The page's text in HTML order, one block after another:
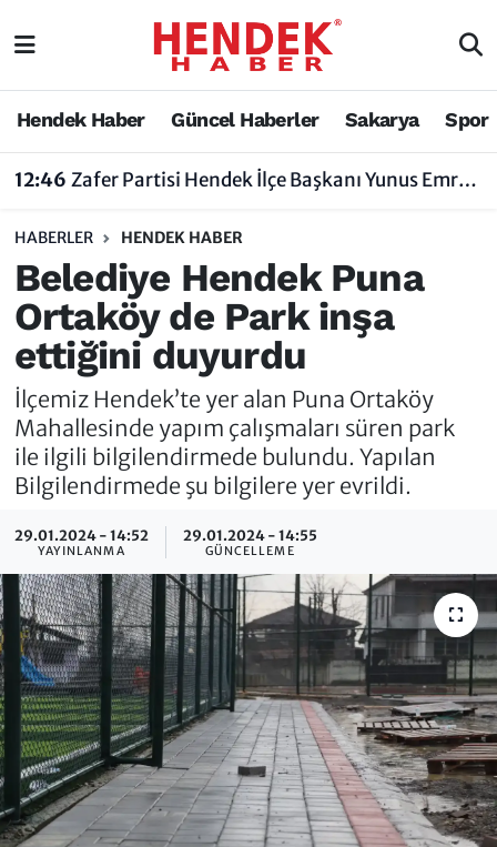
Hendek Haber Güncel Haberler Sakarya Spor
12:46 Zafer Partisi Hendek İlçe Başkanı Yunus Emre Uzun'dan Tartışma Yaratan Açıklamaya Tepki
HABERLER HENDEK HABER
Belediye Hendek Puna
Ortaköy de Park inşa
ettiğini duyurdu
İlçemiz Hendek’te yer alan Puna Ortaköy
Mahallesinde yapım çalışmaları süren park
ile ilgili bilgilendirmede bulundu. Yapılan
Bilgilendirmede şu bilgilere yer evrildi.
29.01.2024 - 14:52
YAYINLANMA
29.01.2024 - 14:55
GÜNCELLEME
Hendek Haber
Nöbetçi Eczaneler
Vefat Edenler
Hendek Haber
Hakkında
Hendek Haber Reklam Servisi
Künye
İletişim
Sakarya Nöbetçi Eczaneler
Sakarya Trafik Yoğunluk Haritası
Tüm Manşetler
Son Dakika Haberleri
Haber Arşivi